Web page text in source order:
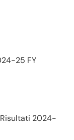
25 FY
2024-